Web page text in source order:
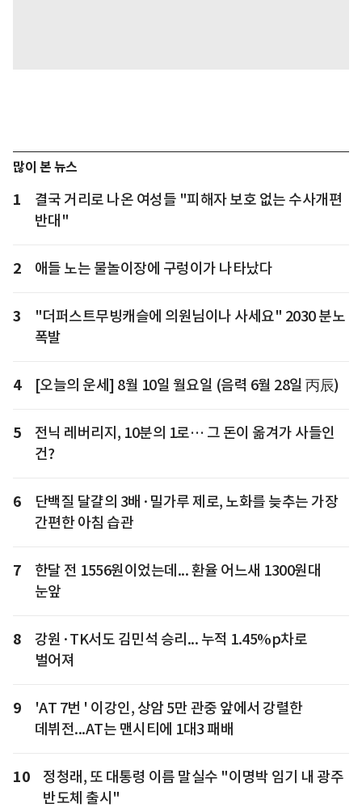
많이 본 뉴스
1
결국 거리로 나온 여성들 "피해자 보호 없는 수사개편
반대"
2 애들 노는 물놀이장에 구렁이가 나타났다
3
"더퍼스트무빙캐슬에 의원님이나 사세요" 2030 분노
폭발
4 [오늘의 운세] 8월 10일 월요일 (음력 6월 28일 丙辰)
5
전닉 레버리지, 10분의 1로… 그 돈이 옮겨가 사들인
건?
6
단백질 달걀의 3배·밀가루 제로, 노화를 늦추는 가장
간편한 아침 습관
7
한달 전 1556원이었는데... 환율 어느새 1300원대
눈앞
8
강원·TK서도 김민석 승리... 누적 1.45%p차로
벌어져
9
'AT 7번 ' 이강인, 상암 5만 관중 앞에서 강렬한
데뷔전...AT는 맨시티에 1대3 패배
10
정청래, 또 대통령 이름 말실수 "이명박 임기 내 광주
반도체 출시"